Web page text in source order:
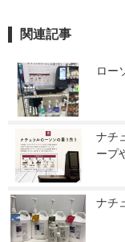
関連記事
ロー
ナチ
ープ
ナチ